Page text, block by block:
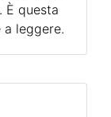
È questa
leggere.